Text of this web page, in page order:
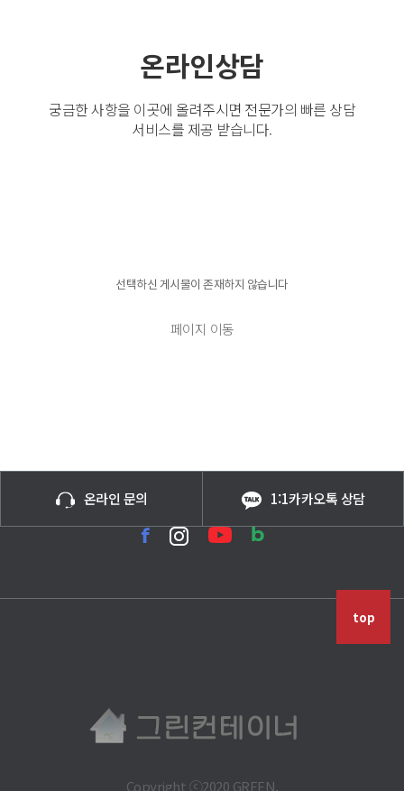
온라인상담
궁금한 사항을 이곳에 올려주시면 전문가의 빠른 상담
서비스를 제공 받습니다.
선택하신 게시물이 존재하지 않습니다
페이지 이동
온라인 문의 1:1카카오톡 상담
top
Copyright ⓒ2020 GREEN.